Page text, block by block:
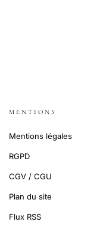
MENTIONS
Mentions légales
RGPD
CGV / CGU
Plan du site
Flux RSS